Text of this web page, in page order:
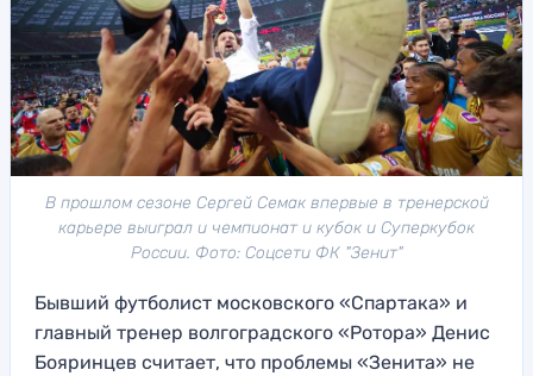
В прошлом сезоне Сергей Семак впервые в тренерской
карьере выиграл и чемпионат и кубок и Суперкубок
России. Фото: Соцсети ФК "Зенит"
Бывший футболист московского «Спартака» и
главный тренер волгоградского «Ротора» Денис
Бояринцев считает, что проблемы «Зенита» не